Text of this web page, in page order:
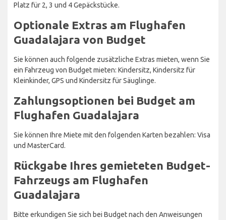
Platz für 2, 3 und 4 Gepäckstücke.
Optionale Extras am Flughafen
Guadalajara von Budget
Sie können auch folgende zusätzliche Extras mieten, wenn Sie
ein Fahrzeug von Budget mieten: Kindersitz, Kindersitz für
Kleinkinder, GPS und Kindersitz für Säuglinge.
Zahlungsoptionen bei Budget am
Flughafen Guadalajara
Sie können Ihre Miete mit den folgenden Karten bezahlen: Visa
und MasterCard.
Rückgabe Ihres gemieteten Budget-
Fahrzeugs am Flughafen
Guadalajara
Bitte erkundigen Sie sich bei Budget nach den Anweisungen